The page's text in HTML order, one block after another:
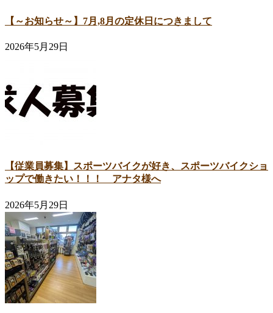
【～お知らせ～】7月,8月の定休日につきまして
2026年5月29日
【従業員募集】スポーツバイクが好き、スポーツバイクショ
ップで働きたい！！！ アナタ様へ
2026年5月29日